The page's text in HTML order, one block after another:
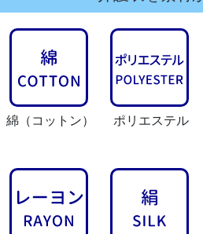
綿 （コットン） ポリエステル